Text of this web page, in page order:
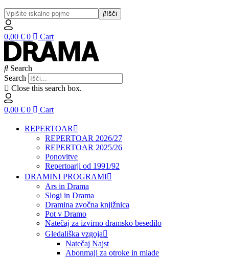
Išči
0,00 € 0 Cart
Search
Search
Close this search box.
0,00 € 0 Cart
REPERTOAR
REPERTOAR 2026/27
REPERTOAR 2025/26
Ponovitve
Repertoarji od 1991/92
DRAMINI PROGRAMI
Ars in Drama
Slogi in Drama
Dramina zvočna knjižnica
Pot v Dramo
Natečaj za izvirno dramsko besedilo
Gledališka vzgoja
Natečaj Najst
Abonmaji za otroke in mlade